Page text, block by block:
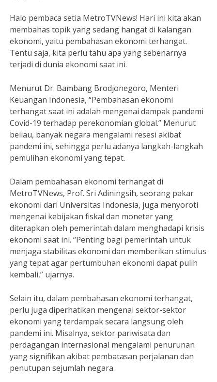
Halo pembaca setia MetroTVNews! Hari ini kita akan
membahas topik yang sedang hangat di kalangan
ekonomi, yaitu pembahasan ekonomi terhangat.
Tentu saja, kita perlu tahu apa yang sebenarnya
terjadi di dunia ekonomi saat ini.
Menurut Dr. Bambang Brodjonegoro, Menteri
Keuangan Indonesia, “Pembahasan ekonomi
terhangat saat ini adalah mengenai dampak pandemi
Covid-19 terhadap perekonomian global.” Menurut
beliau, banyak negara mengalami resesi akibat
pandemi ini, sehingga perlu adanya langkah-langkah
pemulihan ekonomi yang tepat.
Dalam pembahasan ekonomi terhangat di
MetroTVNews, Prof. Sri Adiningsih, seorang pakar
ekonomi dari Universitas Indonesia, juga menyoroti
mengenai kebijakan fiskal dan moneter yang
diterapkan oleh pemerintah dalam menghadapi krisis
ekonomi saat ini. “Penting bagi pemerintah untuk
menjaga stabilitas ekonomi dan memberikan stimulus
yang tepat agar pertumbuhan ekonomi dapat pulih
kembali,” ujarnya.
Selain itu, dalam pembahasan ekonomi terhangat,
perlu juga diperhatikan mengenai sektor-sektor
ekonomi yang terdampak secara langsung oleh
pandemi ini. Misalnya, sektor pariwisata dan
perdagangan internasional mengalami penurunan
yang signifikan akibat pembatasan perjalanan dan
penutupan sejumlah negara.